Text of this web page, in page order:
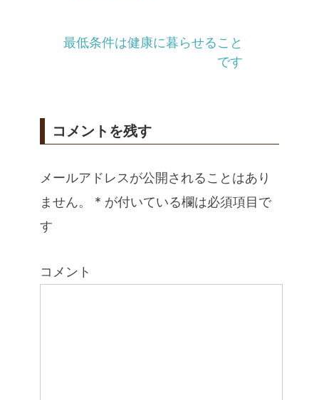
最低条件は健康に暮らせること
です
コメントを残す
メールアドレスが公開されることはあり
ません。
* が付いている欄は必須項目で
す
コメント